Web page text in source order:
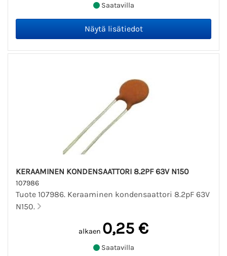
Saatavilla
KERAAMINEN KONDENSAATTORI 8.2PF 63V N150
107986
Tuote 107986. Keraaminen kondensaattori 8.2pF 63V
N150.
alkaen 0,25 €
Saatavilla